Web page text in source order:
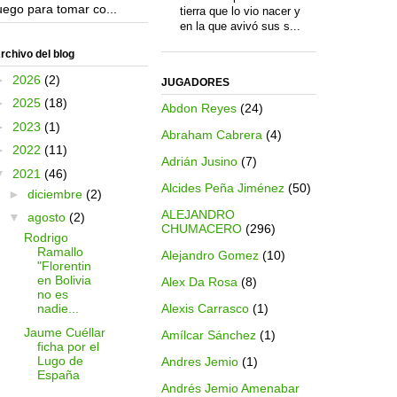
para tomar co...
del blog
2026 (2)
2025 (18)
2023 (1)
2022 (11)
2021 (46)
► diciembre (2)
▼ agosto (2)
Rodrigo
Ramallo
"Florentin
en Bolivia
no es
nadie...
Jaume Cuéllar
ficha por el
Lugo de
España
tierra que lo vio nacer y
en la que avivó sus s...
JUGADORES
Abdon Reyes (24)
Abraham Cabrera (4)
Adrián Jusino (7)
Alcides Peña Jiménez (50)
ALEJANDRO
CHUMACERO (296)
Alejandro Gomez (10)
Alex Da Rosa (8)
Alexis Carrasco (1)
Amílcar Sánchez (1)
Andres Jemio (1)
Andrés Jemio Amenabar